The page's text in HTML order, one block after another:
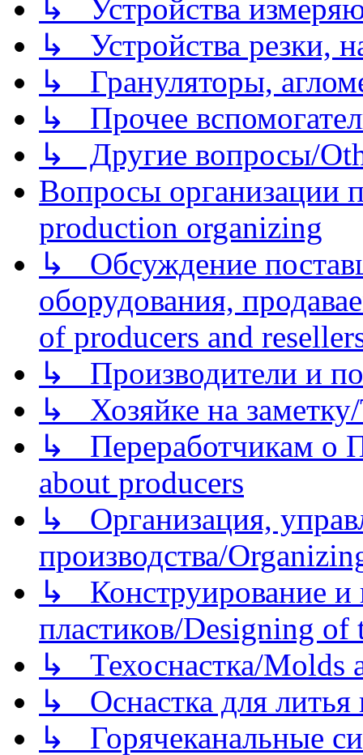
↳ Устройства
↳ Устройства резки,
↳ Грануляторы,
↳ Прочее
↳ Другие вопросы/
Вопросы организации
production organizing
↳ Обсуждение
оборудования,
of producers and
↳ Производители и
↳ Хозяйке на
↳ Переработчикам о
about producers
↳ Организация,
производства/
↳ Конструирование и
пластиков/Designing of
↳ Техоснастка/Molds
↳ Оснастка для литья
↳ Горячеканальные